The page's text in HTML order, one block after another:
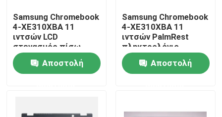
Σπίτι
Βίντεο
Samsung Chromebook
4-XE310XBA 11
ιντσών LCD
στεγασμός πίσω
κάλυψη Σκοτεινό
γκρι BA98-01974B
Αποστολή
Samsung Chromebook
4-XE310XBA 11
ιντσών PalmRest
πληκτρολόγιο
συναρμολόγηση Silver
BA98-01976A BA61-
03989A
Αποστολή